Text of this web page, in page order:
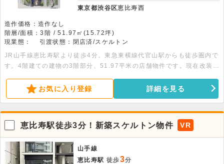
東京都渋谷区恵比寿西
造作価格：造作なし
階層/面積：3階 / 51.97㎡(15.72坪)
現業態：
引渡状態：閉店済/スケルトン
JR山手線恵比寿駅より徒歩4分。東急東横線代官山駅からも徒歩圏内で
す。4階建ての建物の3階部分、51.97平米の店舗物件です。現在改装工
お気に入り登録 詳細を見る
恵比寿駅徒歩3分！新築スケルトン物件 VR
山手線
恵比寿駅 徒歩3分